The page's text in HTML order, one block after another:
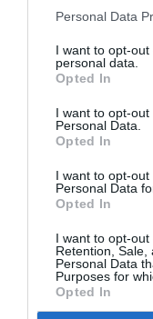
Personal Data
I want to opt-
personal data.
Opted In
I want to opt-
Personal Data.
Opted In
I want to opt-
Personal Data
Opted In
I want to opt-out
Retention, Sale,
Personal Data
Purposes for
Opted In
Η Dara είναι
πλάσμα,
αγαπάει η
» είχε πει ο
του λίγο πριν
ότι η Dara είναι
με τηνΑντιγόνη
είχε προσθέσει
Δείτε το